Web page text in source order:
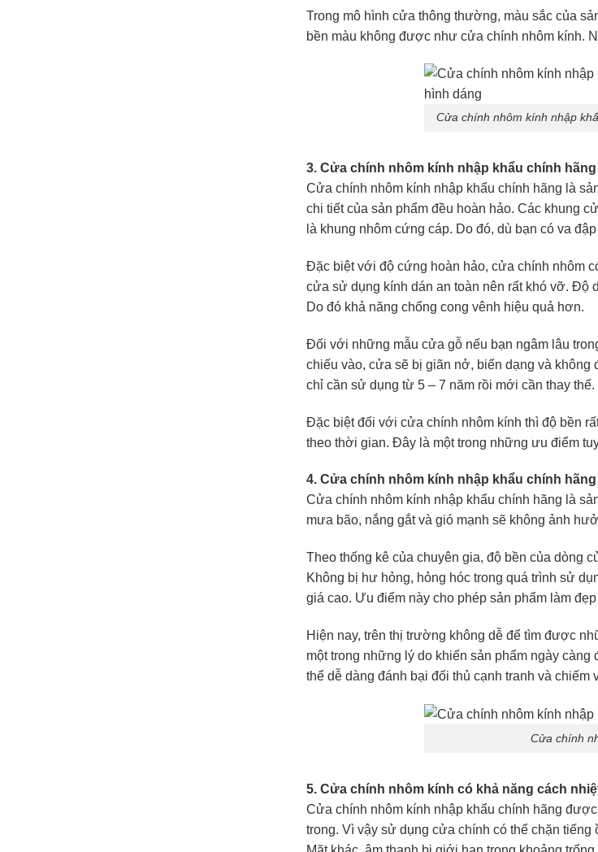
Trong mô hình cửa thông thường, màu sắc của
bền màu không được như cửa chính nhôm kính.
Cửa chính nhôm kính nhập
3. Cửa chính nhôm kính nhập khẩu chính
Cửa chính nhôm kính nhập khẩu chính hãng là
chi tiết của sản phẩm đều hoàn hảo. Các khung
là khung nhôm cứng cáp. Do đó, dù bạn có va
Đặc biệt với độ cứng hoàn hảo, cửa chính nhôm
cửa sử dụng kính dán an toàn nên rất khó vỡ. Độ
Do đó khả năng chống cong vênh hiệu quả hơn.
Đối với những mẫu cửa gỗ nếu bạn ngâm lâu
chiếu vào, cửa sẽ bị giãn nở, biến dạng và
chỉ cần sử dụng từ 5 – 7 năm rồi mới cần thay thế.
Đặc biệt đối với cửa chính nhôm kính thì độ bền
theo thời gian. Đây là một trong những ưu điểm
4. Cửa chính nhôm kính nhập khẩu chính
Cửa chính nhôm kính nhập khẩu chính hãng là
mưa bão, nắng gắt và gió mạnh sẽ không ảnh
Theo thống kê của chuyên gia, độ bền của dòng
Không bị hư hỏng, hỏng hóc trong quá trình sử
giá cao. Ưu điểm này cho phép sản phẩm làm
Hiện nay, trên thị trường không dễ để tìm được
một trong những lý do khiến sản phẩm ngày
thể dễ dàng đánh bại đối thủ cạnh tranh và chiếm
Cửa chính
5. Cửa chính nhôm kính có khả năng cách
Cửa chính nhôm kính nhập khẩu chính hãng
trong. Vì vậy sử dụng cửa chính có thể chặn